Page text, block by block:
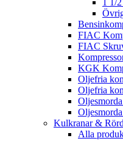
1 1/
FIAC
FIAC
KGK
Oljefria
Oljefria
Kulkranar &
Alla